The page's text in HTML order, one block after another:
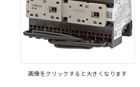
画像をクリックすると大きくなります